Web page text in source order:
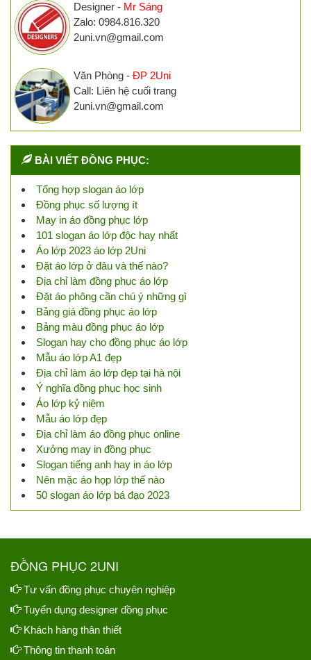
Designer - Mr Sáng
Zalo: 0984.816.320
2uni.vn@gmail.com
Văn Phòng - ĐP 2Uni
Call: Liên hệ cuối trang
2uni.vn@gmail.com
BÀI VIẾT ĐỒNG PHỤC:
Tổng hợp slogan áo lớp
Đồng phục số lượng ít
May in áo đồng phục lớp
101 slogan áo lớp độc hay nhất
Áo lớp 2023 áo lớp 2Uni
Đặt áo lớp ở đâu và thế nào?
Địa chỉ làm đồng phục áo lớp
Đặt áo phông cần chú ý những gì
Bảng giá đồng phục áo lớp
Bảng màu đồng phục áo lớp
Slogan hay cho đồng phục áo lớp
Mẫu áo lớp A1 đẹp
Địa chỉ làm áo lớp đẹp tại hà nội
Ý nghĩa đồng phục học sinh
Áo lớp kỷ niệm
Mẫu áo lớp đẹp
Địa chỉ làm áo đồng phục online
Xưởng may in đồng phục
Slogan tiếng anh hay in áo lớp
Nên mặc áo họp lớp thế nào
50 slogan áo lớp bá đạo 2023
ĐỒNG PHỤC 2UNI
Tư vấn đồng phục chuyên nghiệp
Tuyển dụng designer đồng phục
Khách hàng thân thiết
Thông tin thanh toán